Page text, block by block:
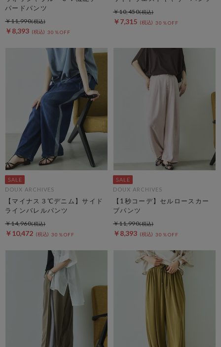
パードパンツ
￥8,393 30％OFF
￥11,990 ￥7,315 30％OFF
￥10,450
DOUX ARCHIVES
【マイナス３℃デニム】サイド
ラインバレルパンツ
￥10,472 30％OFF
￥14,960
DOUX ARCHIVES
【1秒コーデ】セルロースカー
ブパンツ
￥8,393 30％OFF
￥11,990